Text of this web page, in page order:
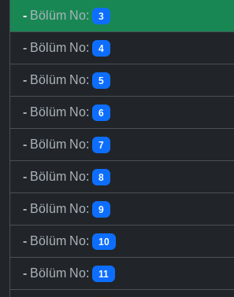
- Bölüm No: 3
- Bölüm No: 4
- Bölüm No: 5
- Bölüm No: 6
- Bölüm No: 7
- Bölüm No: 8
- Bölüm No: 9
- Bölüm No: 10
- Bölüm No: 11